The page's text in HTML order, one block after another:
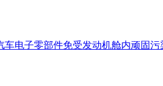
零部件免受发动机舱内顽固污染